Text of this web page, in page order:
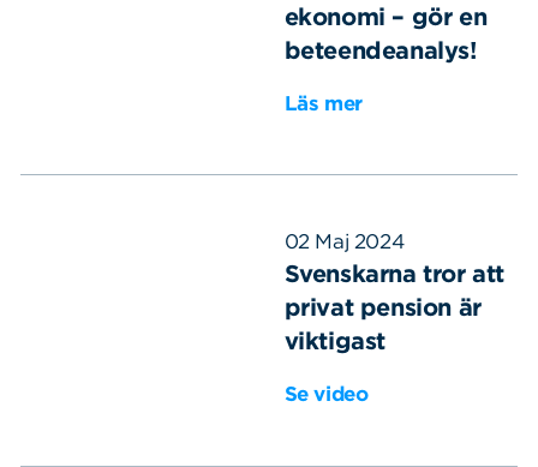
ekonomi – gör en
beteendeanalys!
Läs mer
02 Maj 2024
Svenskarna tror att
privat pension är
viktigast
Se video